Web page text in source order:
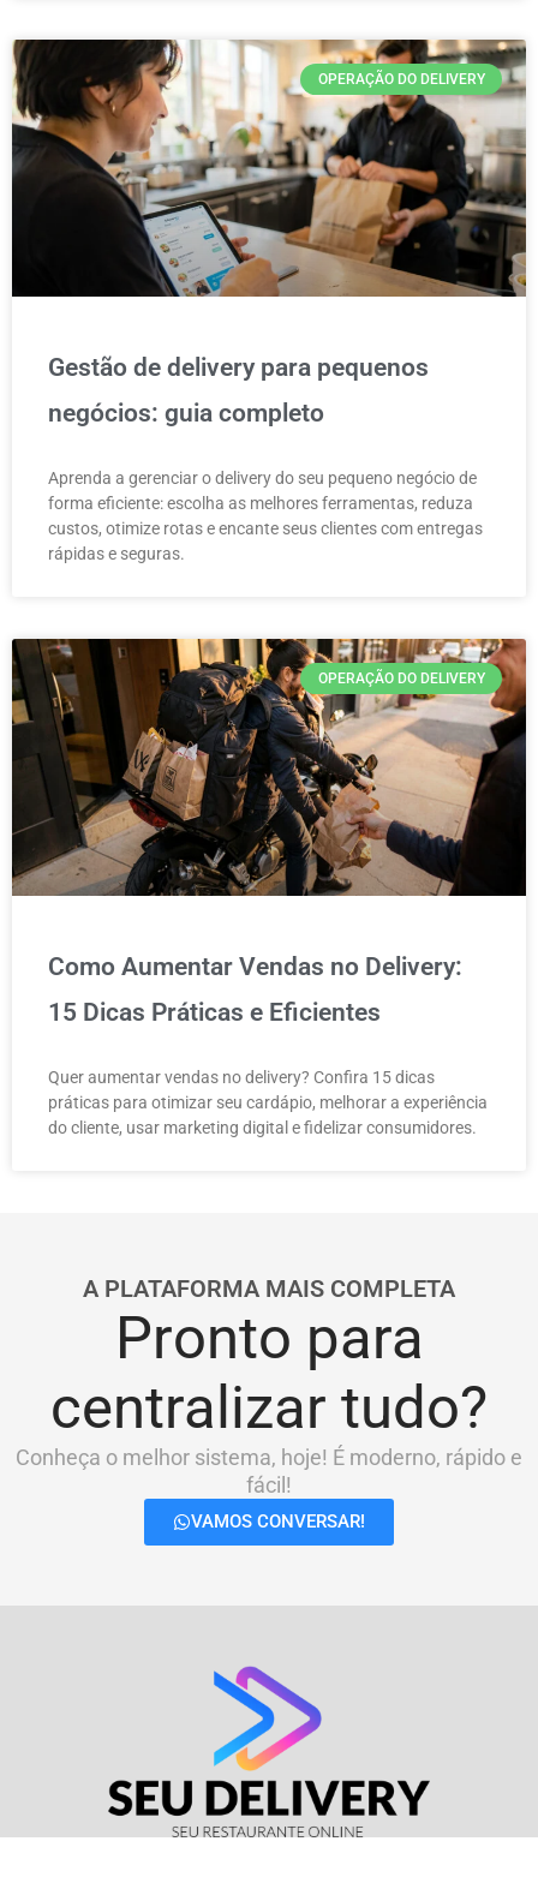
OPERAÇÃO DO DELIVERY
Gestão de delivery para pequenos
negócios: guia completo
Aprenda a gerenciar o delivery do seu pequeno negócio de
forma eficiente: escolha as melhores ferramentas, reduza
custos, otimize rotas e encante seus clientes com entregas
rápidas e seguras.
OPERAÇÃO DO DELIVERY
Como Aumentar Vendas no Delivery:
15 Dicas Práticas e Eficientes
Quer aumentar vendas no delivery? Confira 15 dicas
práticas para otimizar seu cardápio, melhorar a experiência
do cliente, usar marketing digital e fidelizar consumidores.
A PLATAFORMA MAIS COMPLETA
Pronto para
centralizar tudo?
Conheça o melhor sistema, hoje! É moderno, rápido e
fácil!
VAMOS CONVERSAR!